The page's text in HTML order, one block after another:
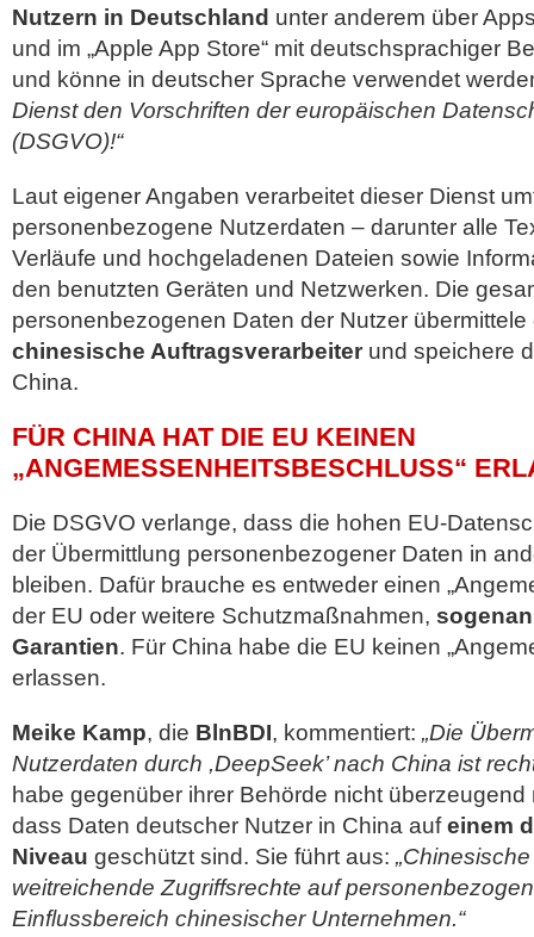
Nutzern in Deutschland unter anderem über
und im „Apple App Store“ mit deutschsprachiger
und könne in deutscher Sprache verwendet
Dienst den Vorschriften der europäischen
(DSGVO)!“
Laut eigener Angaben verarbeitet dieser Dienst
personenbezogene Nutzerdaten – darunter alle
Verläufe und hochgeladenen Dateien sowie
den benutzten Geräten und Netzwerken. Die
personenbezogenen Daten der Nutzer
chinesische Auftragsverarbeiter und speichere
China.
FÜR CHINA HAT DIE EU KEINEN
„ANGEMESSENHEITSBESCHLUSS“
Die DSGVO verlange, dass die hohen EU-
der Übermittlung personenbezogener Daten in
bleiben. Dafür brauche es entweder einen
der EU oder weitere Schutzmaßnahmen,
Garantien. Für China habe die EU keinen
erlassen.
Meike Kamp, die BlnBDI, kommentiert: „Die
Nutzerdaten durch ,DeepSeek’ nach China ist
habe gegenüber ihrer Behörde nicht
dass Daten deutscher Nutzer in China aufeinem
Niveau geschützt sind. Sie führt aus:
weitreichende Zugriffsrechte auf
Einflussbereich chinesischer Unternehmen.“